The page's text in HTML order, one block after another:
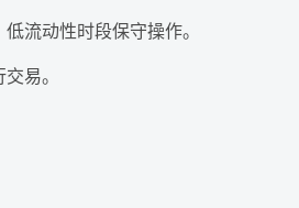
流动性时段保守操作。
易。